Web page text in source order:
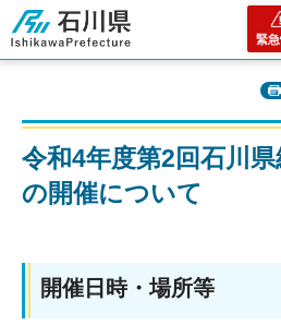
石川県
緊
令和4年度第2回石川
の開催について
開催日時・場所等